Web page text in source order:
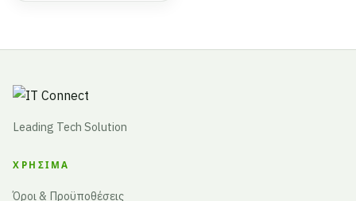
Leading Tech Solution
ΧΡΉΣΙΜΑ
Όροι & Προϋποθέσεις